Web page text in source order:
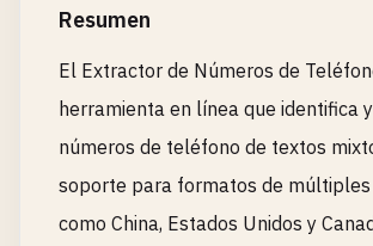
Resumen
El Extractor de Números de
herramienta en línea que identifica
números de teléfono de textos
soporte para formatos de
como China, Estados Unidos y